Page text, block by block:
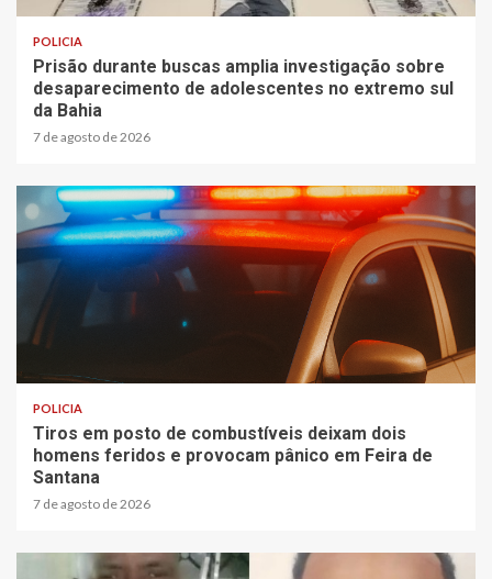
POLICIA
Prisão durante buscas amplia investigação sobre
desaparecimento de adolescentes no extremo sul
da Bahia
7 de agosto de 2026
POLICIA
Tiros em posto de combustíveis deixam dois
homens feridos e provocam pânico em Feira de
Santana
7 de agosto de 2026